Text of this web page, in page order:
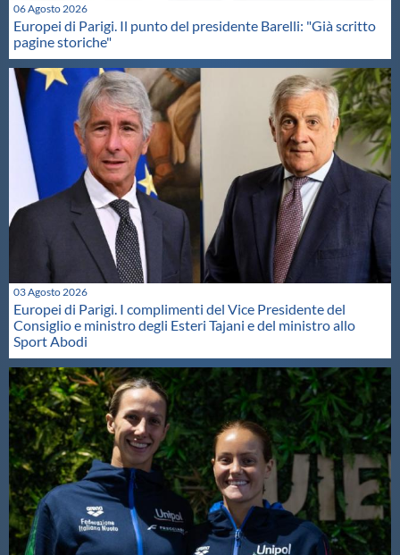
06 Agosto 2026
Europei di Parigi. Il punto del presidente Barelli: "Già scritto
pagine storiche"
03 Agosto 2026
Europei di Parigi. I complimenti del Vice Presidente del
Consiglio e ministro degli Esteri Tajani e del ministro allo
Sport Abodi